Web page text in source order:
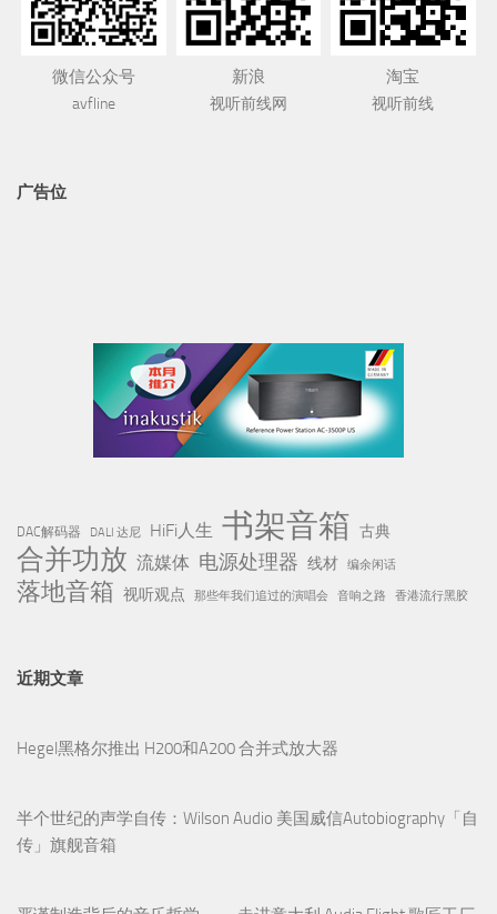
微信公众号
avfline
新浪
视听前线网
淘宝
视听前线
广告位
DAC解码器 DALI 达尼 HiFi人生 书架音箱 古典
合并功放 流媒体 电源处理器 线材 编余闲话
落地音箱 视听观点 那些年我们追过的演唱会 音响之路 香港流行黑胶
近期文章
Hegel黑格尔推出 H200和A200 合并式放大器